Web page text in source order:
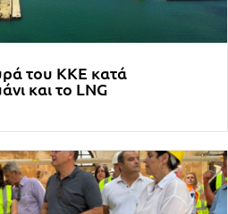
του ΚΚΕ κατά
και το LNG